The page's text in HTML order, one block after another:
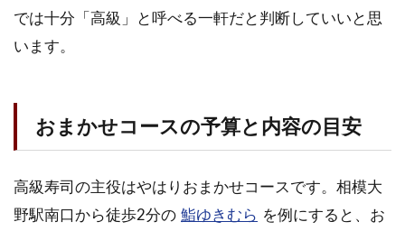
方
店 鮨
ゆき
2.2
真鶴
では十分「高級」と呼べる一軒だと判断していいと思
います。
おまかせコースの予算と内容の目安
高級寿司の主役はやはりおまかせコースです。相模大
野駅南口から徒歩2分の 鮨ゆきむら を例にすると、お